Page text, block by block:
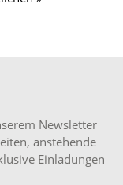
Newsletter
anstehende
Einladungen